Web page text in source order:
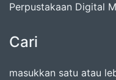
Perpustakaan Digital
Cari
masukkan satu atau